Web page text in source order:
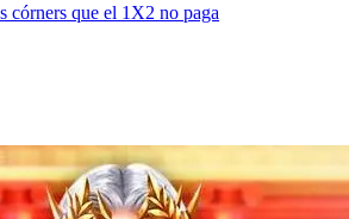
córners que el 1X2 no paga